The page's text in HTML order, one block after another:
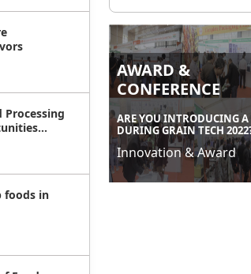
Processing
foods in
AWARD &
CONFERENCE
ARE YOU INTRODUCING
DURING GRAIN TECH
Innovation & Award